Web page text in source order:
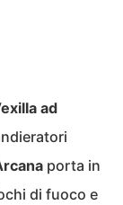
ad
porta in
di fuoco e